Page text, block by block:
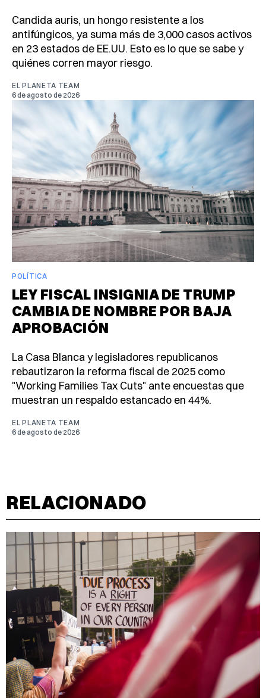
Candida auris, un hongo resistente a los
antifúngicos, ya suma más de 3,000 casos activos
en 23 estados de EE.UU. Esto es lo que se sabe y
quiénes corren mayor riesgo.
EL PLANETA TEAM
6 de agosto de 2026
POLÍTICA
LEY FISCAL INSIGNIA DE TRUMP
CAMBIA DE NOMBRE POR BAJA
APROBACIÓN
La Casa Blanca y legisladores republicanos
rebautizaron la reforma fiscal de 2025 como
"Working Families Tax Cuts" ante encuestas que
muestran un respaldo estancado en 44%.
EL PLANETA TEAM
6 de agosto de 2026
RELACIONADO